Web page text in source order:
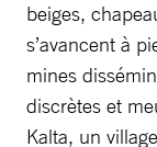
beiges,
s’avancent à
mines
discrètes et
Kalta, un